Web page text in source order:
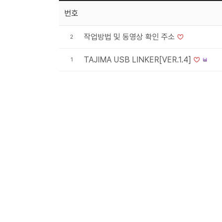
번호
2 작업방법 및 동영상 확인 주소
1 TAJIMA USB LINKER[VER.1.4]